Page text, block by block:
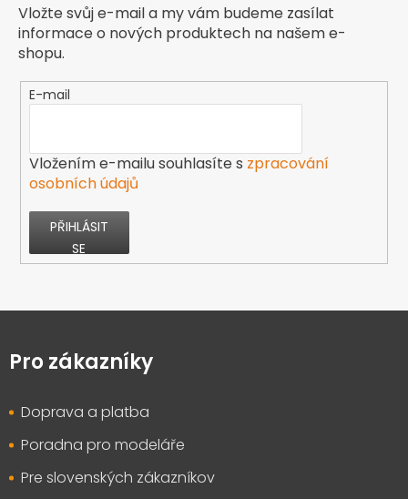
Vložte svůj e-mail a my vám budeme zasílat
informace o nových produktech na našem e-
shopu.
E-mail
Vložením e-mailu souhlasíte s zpracování
osobních údajů
PŘIHLÁSIT
SE
pPro zákazníky
Doprava a platba
Poradna pro modeláře
Pre slovenských zákazníkov